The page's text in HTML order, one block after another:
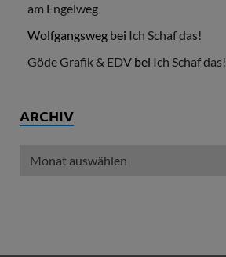
am Engelweg
Wolfgangsweg bei Ich Schaf das!
Göde Grafik & EDV bei Ich Schaf das!
ARCHIV